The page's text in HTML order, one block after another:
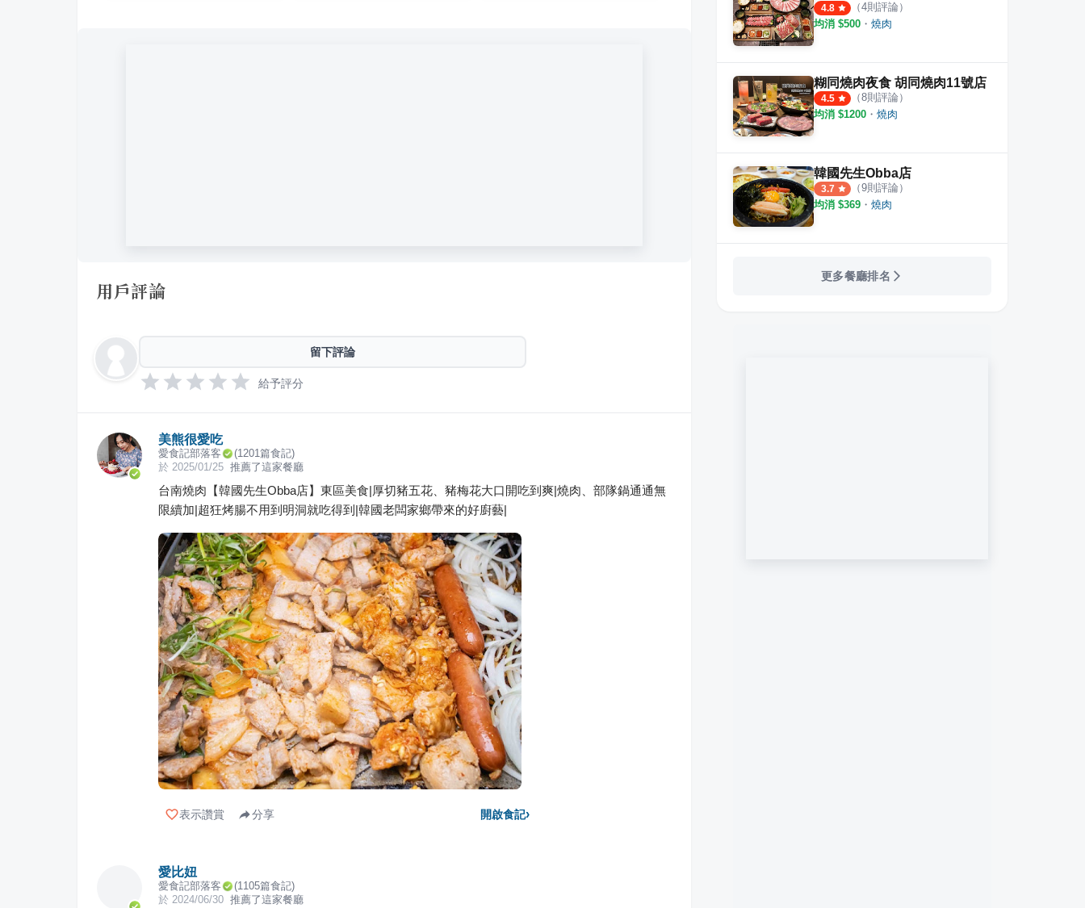
用戶評論
留下評論
給予評分
美熊很愛吃
愛食記部落客 (1201 篇食記)
於 2025/01/25 推薦了這家餐廳
台南燒肉【韓國先生Obba店】東區美食|厚切豬五花、豬梅花大口開吃到爽|燒肉、部隊鍋通通無
限續加|超狂烤腸不用到明洞就吃得到|韓國老闆家鄉帶來的好廚藝|
表示讚賞 分享 開啟食記›
愛比妞
愛食記部落客 (1105篇食記)
於 2024/06/30 推薦了這家餐廳
4.8 （4則評論）
均消 $500 ・ 燒肉
糊同燒肉夜食 胡同燒肉11號店
4.5 （8則評論）
均消 $1200 ・ 燒肉
韓國先生Obba店
3.7 （9則評論）
均消 $369 ・ 燒肉
更多餐廳排名